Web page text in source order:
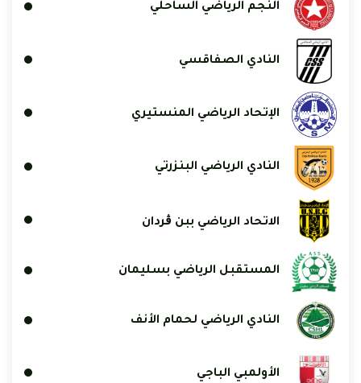
النجم الرياضي الساحلي
النادي الصفاقسي
الإتحاد الرياضي المنستيري
النادي الرياضي البنزرتي
الاتحاد الرياضي ببن ڨردان
المستقبل الرياضي بسليمان
النادي الرياضي لحمام الأنف
الأولمبي الباجي